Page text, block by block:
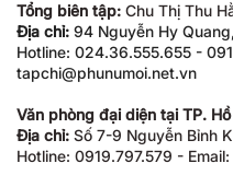
Tổng biên tập: Chu Thị Thu
Địa chỉ: 94 Nguyễn Hy
Hotline: 024.36.555.655 -
tapchi@phunumoi.net.vn
Văn phòng đại diện tại TP.
Địa chỉ: Số 7-9 Nguyễn Bỉnh
Hotline: 0919.797.579 -